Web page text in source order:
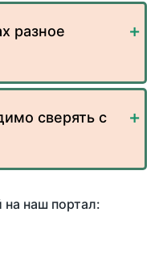
разное
сверять с
наш портал: